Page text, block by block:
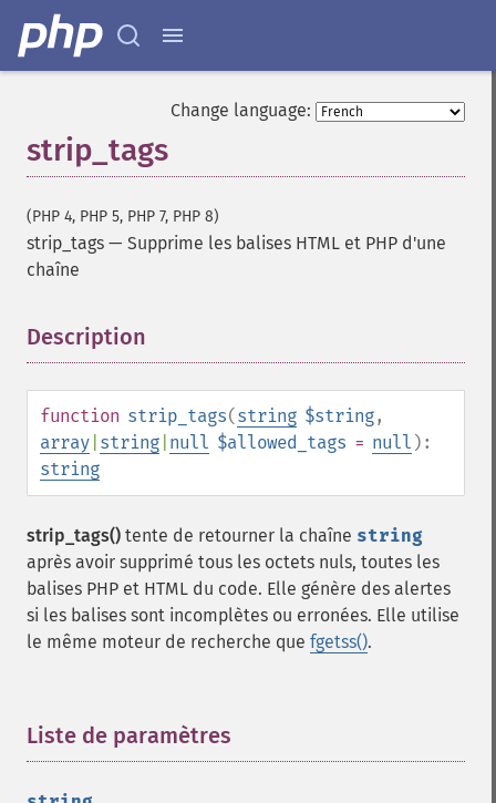
Change language:
strip_tags
(PHP 4, PHP 5, PHP 7, PHP 8)
strip_tags — Supprime les balises HTML et PHP d'une
chaîne
Description
function strip_tags(string $string,
array string null $allowed_tags = null ):
string
strip_tags() tente de retourner la chaîne string
après avoir supprimé tous les octets nuls, toutes les
balises PHP et HTML du code. Elle génère des alertes
si les balises sont incomplètes ou erronées. Elle utilise
le même moteur de recherche que fgetss().
Liste de paramètres